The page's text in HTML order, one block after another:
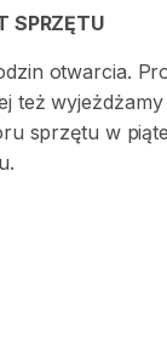
SPRZĘTU
otwarcia.
też
sprzętu w